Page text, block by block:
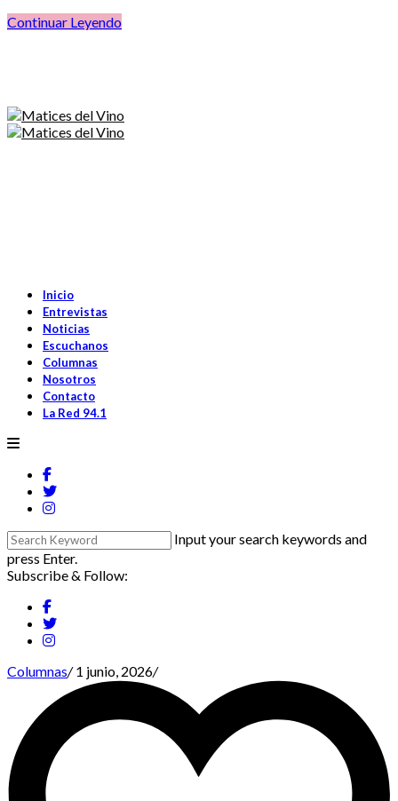
Continuar Leyendo
Inicio
Entrevistas
Noticias
Escuchanos
Columnas
Nosotros
Contacto
La Red 94.1
Input your search keywords and
press Enter.
Subscribe & Follow:
Columnas/1 junio, 2026/